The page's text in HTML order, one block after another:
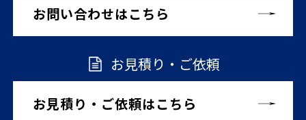
お問い合わせはこちら
お見積り・ご依頼
お見積り・ご依頼はこちら